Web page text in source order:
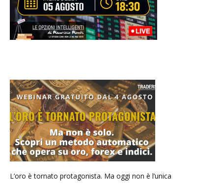
L’oro è tornato protagonista. Ma oggi non è l’unica